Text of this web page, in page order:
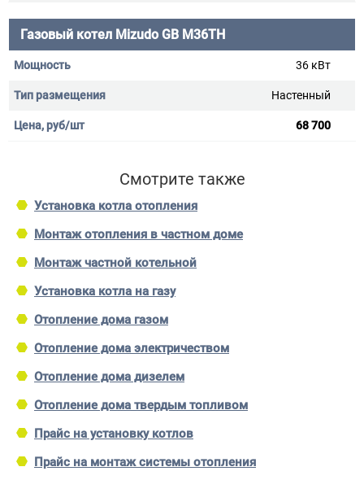
Газовый котел Mizudo GB M36ТH
36 кВт
Настенный
68 700
Смотрите также
Установка котла отопления
Монтаж отопления в частном доме
Монтаж частной котельной
Установка котла на газу
Отопление дома газом
Отопление дома электричеством
Отопление дома дизелем
Отопление дома твердым топливом
Прайс на установку котлов
Прайс на монтаж системы отопления